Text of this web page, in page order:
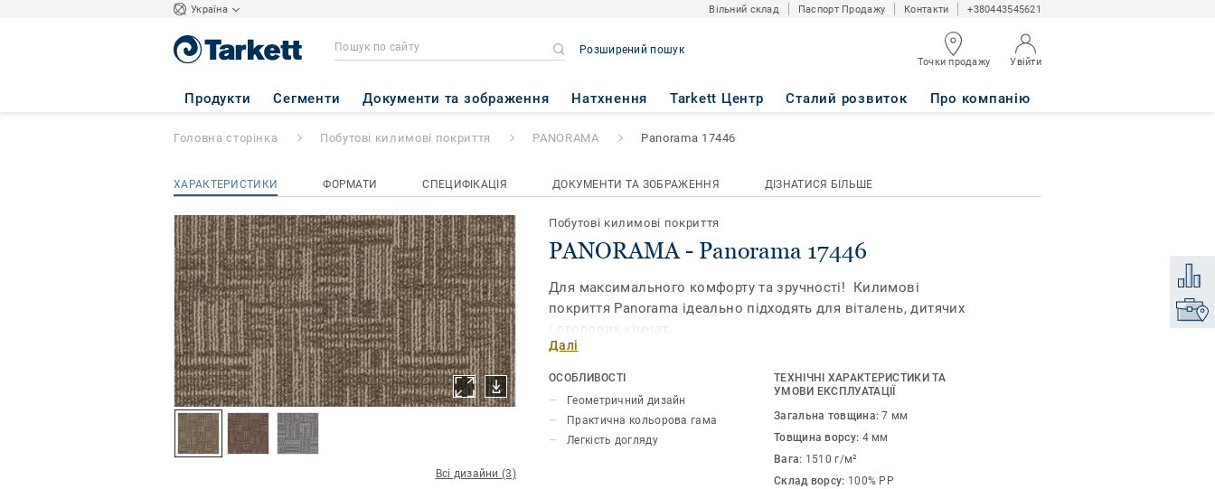
Україна Вільний склад Паспорт Продажу Контакти +380443545621
Розширений пошук
Точки продажу Увійти
Продукти Сегменти Документи та зображення Натхнення Tarkett Центр Сталий розвиток Про компанію
PANORAMA - Panorama 17446
Головна сторінка Побутові килимові покриття PANORAMA Panorama 17446
ХАРАКТЕРИСТИКИ ФОРМАТИ СПЕЦИФІКАЦІЯ ДОКУМЕНТИ ТА ЗОБРАЖЕННЯ ДІЗНАТИСЯ БІЛЬШЕ
Всі дизайни (3)
Побутові килимові покриття
PANORAMA - Panorama 17446
Для максимального комфорту та зручності! Килимові
покриття Panorama ідеально підходять для віталень, дитячих
і столових кімнат.
Далі
ОСОБЛИВОСТІ
Геометричний дизайн
Практична кольорова гама
Легкість догляду
ТЕХНІЧНІ ХАРАКТЕРИСТИКИ ТА
УМОВИ ЕКСПЛУАТАЦІЇ
Загальна товщина:7 мм
Товщина ворсу: 4 мм
Вага: 1510 г/м²
Склад ворсу: 100% PP